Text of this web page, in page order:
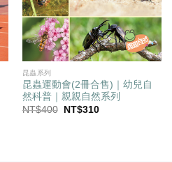
昆蟲系列
昆蟲運動會(2冊合售)｜幼兒自
然科普｜親親自然系列
NT$400
原
NT$310目